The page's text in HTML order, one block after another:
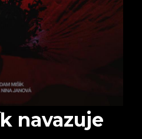
navazuje